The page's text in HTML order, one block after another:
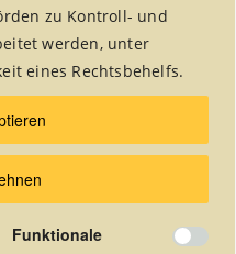
zu Kontroll- und
werden, unter
eines Rechtsbehelfs.
Funktionale